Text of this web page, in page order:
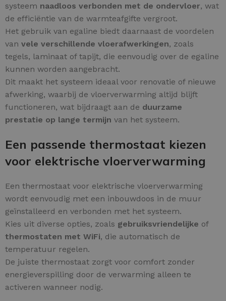
systeem naadloos verbonden met de ondervloer, wat
de efficiëntie van de warmteafgifte vergroot.
Het gebruik van egaline biedt daarnaast de voordelen
van vele verschillende vloerafwerkingen, zoals
tegels, laminaat of tapijt, die eenvoudig over de egaline
kunnen worden aangebracht.
Dit maakt het systeem ideaal voor renovatie of nieuwe
afwerking, waarbij de vloerverwarming altijd blijft
functioneren, wat bijdraagt aan de duurzame
prestatie op lange termijn van het systeem.
Een passende thermostaat kiezen
voor elektrische vloerverwarming
Een thermostaat voor elektrische vloerverwarming
wordt eenvoudig met een inbouwdoos in de muur
geïnstalleerd en verbonden met het systeem.
Kies uit diverse opties, zoals gebruiksvriendelijke of
thermostaten met WiFi, die automatisch de
temperatuur regelen.
De juiste thermostaat zorgt voor comfort zonder
energieverspilling door de verwarming alleen te
activeren wanneer nodig.